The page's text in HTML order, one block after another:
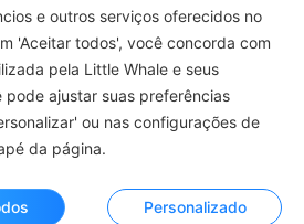
ROOM
e outros serviços oferecidos no
'Aceitar todos', você concorda com
pela Little Whale e seus
pode ajustar suas preferências
ou nas configurações de
da página.
Personalizado